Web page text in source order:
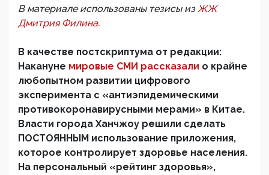
В материале использованы тезисы из ЖЖ
Дмитрия Филина.
В качестве постскриптума от редакции:
Накануне мировые СМИ рассказали о крайне
любопытном развитии цифрового
эксперимента с «антиэпидемическими
противокоронавирусными мерами» в Китае.
Власти города Ханчжоу решили сделать
ПОСТОЯННЫМ использование приложения,
которое контролирует здоровье населения.
На персональный «рейтинг здоровья»,